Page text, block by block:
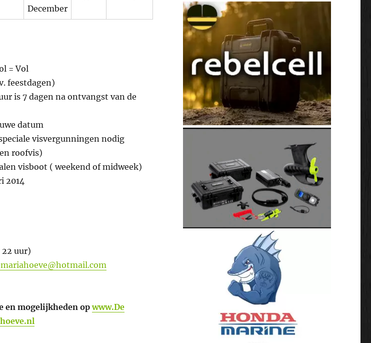
December
= Vol
feestdagen)
is 7 dagen na ontvangst van de
datum
visvergunningen nodig
roofvis)
visboot ( weekend of midweek)
2014
22 uur)
en mogelijkheden opwww.De